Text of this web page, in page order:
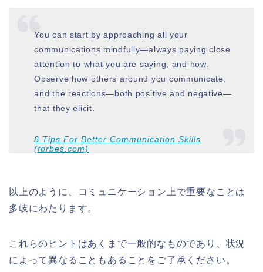
You can start by approaching all your
communications mindfully—always paying close
attention to what you are saying, and how.
Observe how others around you communicate,
and the reactions—both positive and negative—
that they elicit.
8 Tips For Better Communication Skills
(forbes.com)
以上のように、コミュニケーション上で重要なことは
多岐にわたります。
これらのヒントはあくまで一般的なものであり、状況
によって異なることもあることをご了承ください。